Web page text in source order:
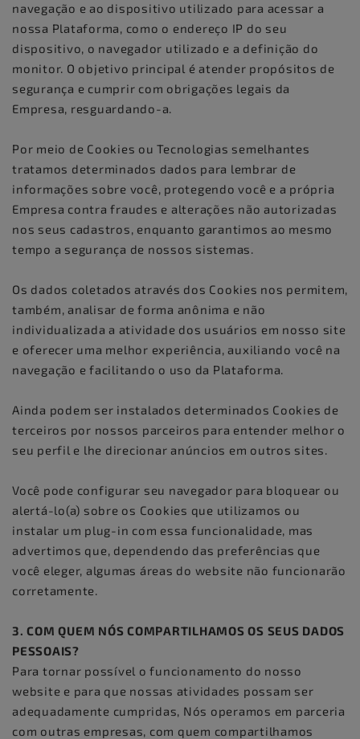
navegação e ao dispositivo utilizado para acessar a
nossa Plataforma, como o endereço IP do seu
dispositivo, o navegador utilizado e a definição do
monitor. O objetivo principal é atender propósitos de
segurança e cumprir com obrigações legais da
Empresa, resguardando-a.
Por meio de Cookies ou Tecnologias semelhantes
tratamos determinados dados para lembrar de
informações sobre você, protegendo você e a própria
Empresa contra fraudes e alterações não autorizadas
nos seus cadastros, enquanto garantimos ao mesmo
tempo a segurança de nossos sistemas.
Os dados coletados através dos Cookies nos permitem,
também, analisar de forma anônima e não
individualizada a atividade dos usuários em nosso site
e oferecer uma melhor experiência, auxiliando você na
navegação e facilitando o uso da Plataforma.
Ainda podem ser instalados determinados Cookies de
terceiros por nossos parceiros para entender melhor o
seu perfil e lhe direcionar anúncios em outros sites.
Você pode configurar seu navegador para bloquear ou
alertá-lo(a) sobre os Cookies que utilizamos ou
instalar um plug-in com essa funcionalidade, mas
advertimos que, dependendo das preferências que
você eleger, algumas áreas do website não funcionarão
corretamente.
3. COM QUEM NÓS COMPARTILHAMOS OS SEUS DADOS
PESSOAIS?
Para tornar possível o funcionamento do nosso
website e para que nossas atividades possam ser
adequadamente cumpridas, Nós operamos em parceria
com outras empresas, com quem compartilhamos